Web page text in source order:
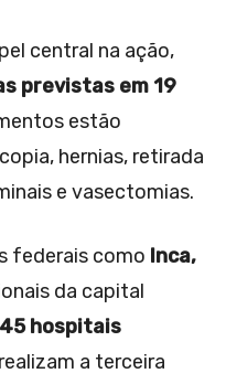
central na ação,
previstas em 19
estão
hernias, retirada
e vasectomias.
federais como Inca,
da capital
45 hospitais
realizam a terceira